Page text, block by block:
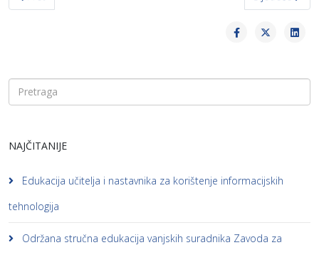
NAJČITANIJE
Edukacija učitelja i nastavnika za korištenje informacijskih
tehnologija
Održana stručna edukacija vanjskih suradnika Zavoda za